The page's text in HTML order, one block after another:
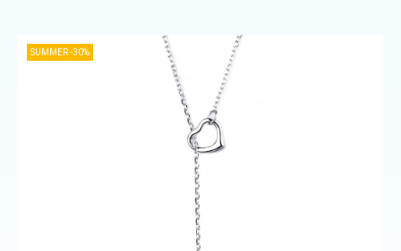
SUMMER -30%